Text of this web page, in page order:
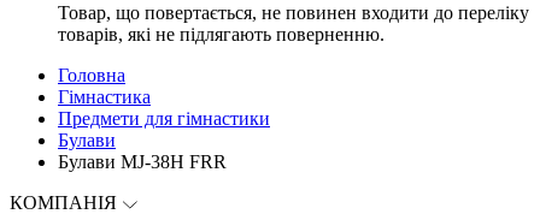
Товар, що повертається, не повинен входити до переліку
товарів, які не підлягають поверненню.
Головна
Гімнастика
Предмети для гімнастики
Булави
Булави MJ-38H FRR
КОМПАНІЯ